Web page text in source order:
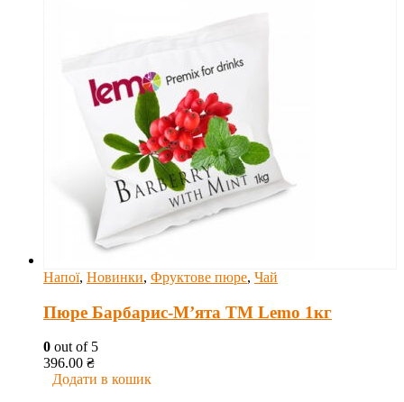
Напої, Новинки, Фруктове пюре, Чай
Пюре Барбарис-М’ята ТМ Lemo 1кг
0 out of 5
396.00 ₴
Додати в кошик